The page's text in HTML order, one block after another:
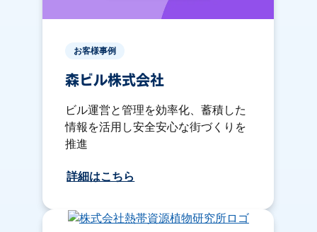
お客様事例
森ビル株式会社
ビル運営と管理を効率化、蓄積した
情報を活用し安全安心な街づくりを
推進
詳細はこちら